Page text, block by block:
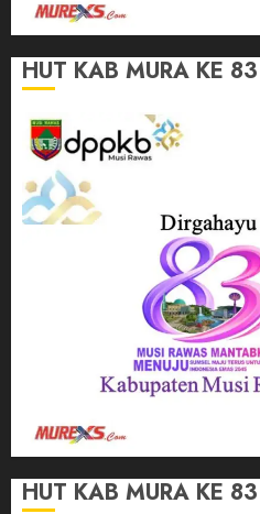
HUT KAB MURA KE 83
HUT KAB MURA KE 83